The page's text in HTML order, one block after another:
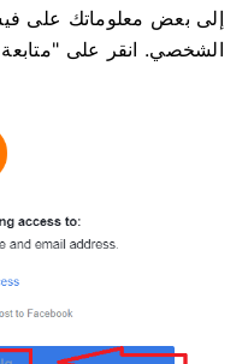
إلى بعض معلوماتك على
الشخصي. انقر على